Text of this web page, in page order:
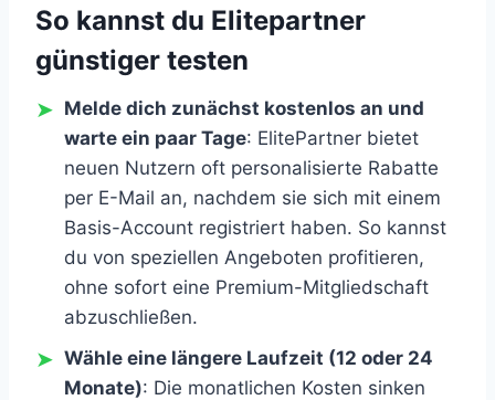
So kannst du Elitepartner
günstiger testen
Melde dich zunächst kostenlos an und
warte ein paar Tage: ElitePartner bietet
neuen Nutzern oft personalisierte Rabatte
per E-Mail an, nachdem sie sich mit einem
Basis-Account registriert haben. So kannst
du von speziellen Angeboten profitieren,
ohne sofort eine Premium-Mitgliedschaft
abzuschließen.
Wähle eine längere Laufzeit (12 oder 24
Monate): Die monatlichen Kosten sinken